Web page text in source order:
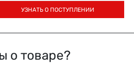
MIX
УЗНАТЬ О ПОСТУПЛЕНИИ
о товаре?